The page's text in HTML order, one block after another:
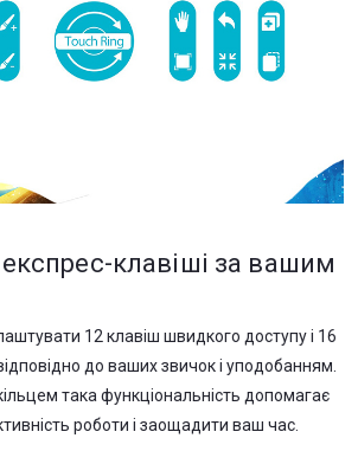
клавіші за вашим
12 клавіш швидкого доступу і 16
до ваших звичок і уподобанням.
така функціональність допомагає
роботи і заощадити ваш час.